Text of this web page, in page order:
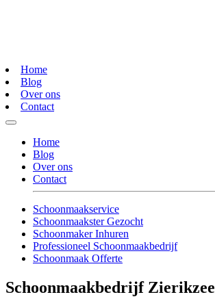
Home
Blog
Over ons
Contact
Home
Blog
Over ons
Contact
Schoonmaakservice
Schoonmaakster Gezocht
Schoonmaker Inhuren
Professioneel Schoonmaakbedrijf
Schoonmaak Offerte
Schoonmaakbedrijf Zierikzee